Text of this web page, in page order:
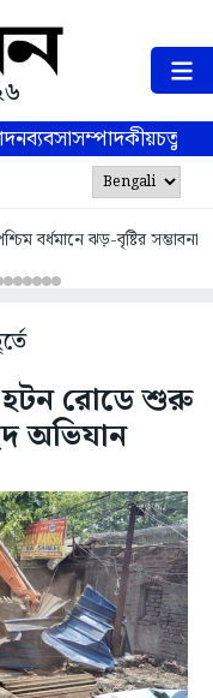
ব্যবসাসম্পাদকীয়
বর্ধমানে ঝড়-বৃষ্টির সম্ভাবনা
রোডে শুরু
অভিযান